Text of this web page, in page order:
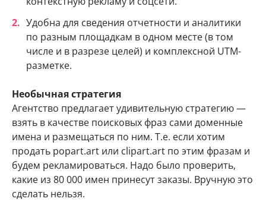
Удобна для сведения отчетности и аналитики
по разным площадкам в одном месте (в том
числе и в разрезе целей) и комплексной UTM-
разметке.
Необычная стратегия
Агентство предлагает удивительную стратегию —
взять в качестве поисковых фраз сами доменные
имена и размещаться по ним. Т.е. если хотим
продать popart.art или clipart.art по этим фразам и
будем рекламироваться. Надо было проверить,
какие из 80 000 имен принесут заказы. Вручную это
сделать нельзя.